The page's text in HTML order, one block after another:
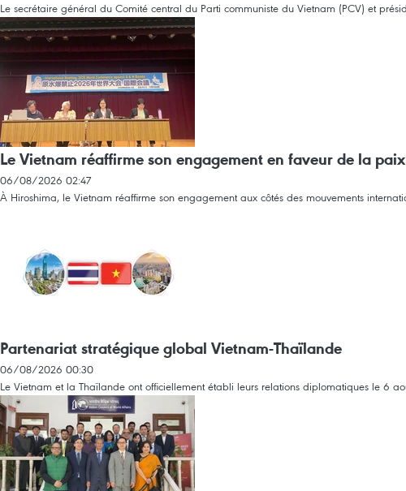
Le secrétaire général du Comité central du Parti communiste du Vietnam (PCV) et
Le Vietnam réaffirme son engagement en faveur de la
06/08/2026 02:47
À Hiroshima, le Vietnam réaffirme son engagement aux côtés des mouvements
Partenariat stratégique global Vietnam-Thaïlande
06/08/2026 00:30
Le Vietnam et la Thaïlande ont officiellement établi leurs relations diplomatiques le 6